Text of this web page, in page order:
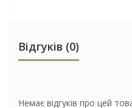
Відгуків (0)
Немає відгуків про цей